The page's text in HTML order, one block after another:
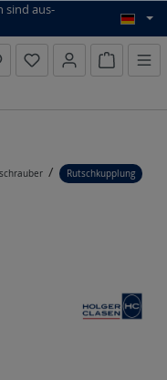
sind aus­
Rutschkupplung